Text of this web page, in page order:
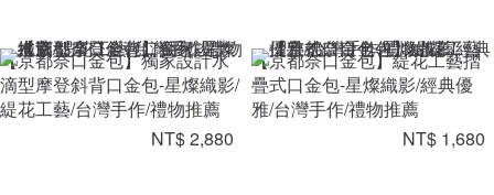
【京都奈口金包】獨家設計水
滴型摩登斜背口金包-星燦織影/
緹花工藝/台灣手作/禮物推薦
NT$ 2,880
【京都奈口金包】緹花工藝摺
疊式口金包-星燦織影/經典優
雅/台灣手作/禮物推薦
NT$ 1,680